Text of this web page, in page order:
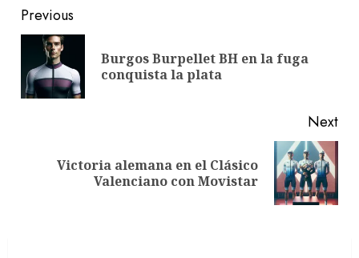
Post
navigation
Previous
Burgos Burpellet BH en la fuga
conquista la plata
Next
Victoria alemana en el Clásico
Valenciano con Movistar